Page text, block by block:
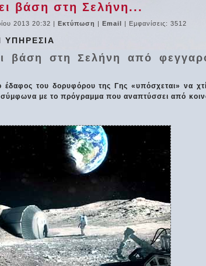
βάση στη Σελήνη...
2013 20:32 | Εκτύπωση | Email | Εμφανίσεις: 3512
ΥΠΗΡΕΣΙΑ
βάση στη Σελήνη από
έδαφος του δορυφόρου της Γης «υπόσχεται» να
με το πρόγραμμα που αναπτύσσει από